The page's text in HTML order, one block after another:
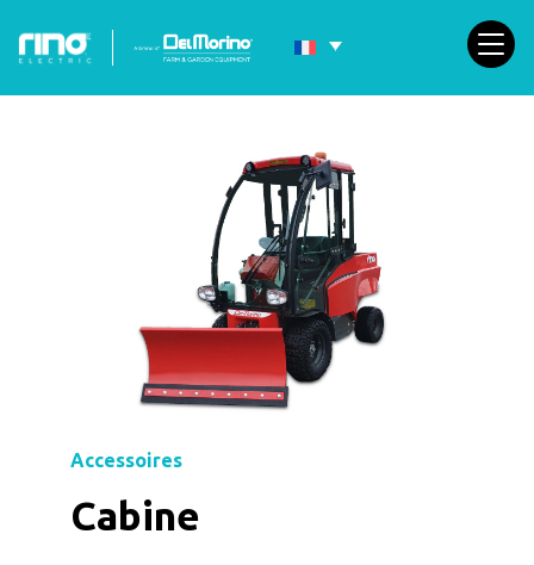
Accessoires
Cabine